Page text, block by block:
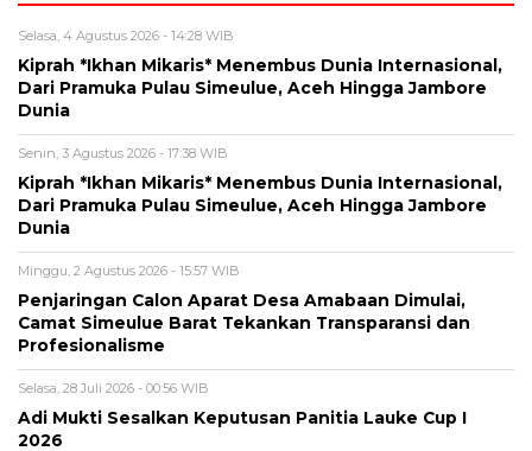
Selasa, 4 Agustus 2026 - 14:28 WIB
Kiprah *Ikhan Mikaris* Menembus Dunia Internasional,
Dari Pramuka Pulau Simeulue, Aceh Hingga Jambore
Dunia
Senin, 3 Agustus 2026 - 17:38 WIB
Kiprah *Ikhan Mikaris* Menembus Dunia Internasional,
Dari Pramuka Pulau Simeulue, Aceh Hingga Jambore
Dunia
Minggu, 2 Agustus 2026 - 15:57 WIB
Penjaringan Calon Aparat Desa Amabaan Dimulai,
Camat Simeulue Barat Tekankan Transparansi dan
Profesionalisme
Selasa, 28 Juli 2026 - 00:56 WIB
Adi Mukti Sesalkan Keputusan Panitia Lauke Cup I
2026